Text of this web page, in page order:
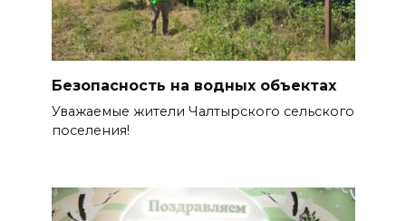
Безопасность на водных объектах
Уважаемые жители Чалтырского сельского
поселения!